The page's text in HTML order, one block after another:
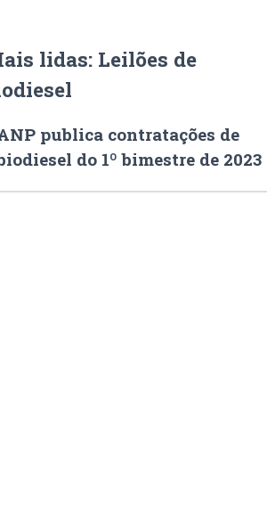
lidas: Leilões de
publica contratações de
do 1º bimestre de 2023